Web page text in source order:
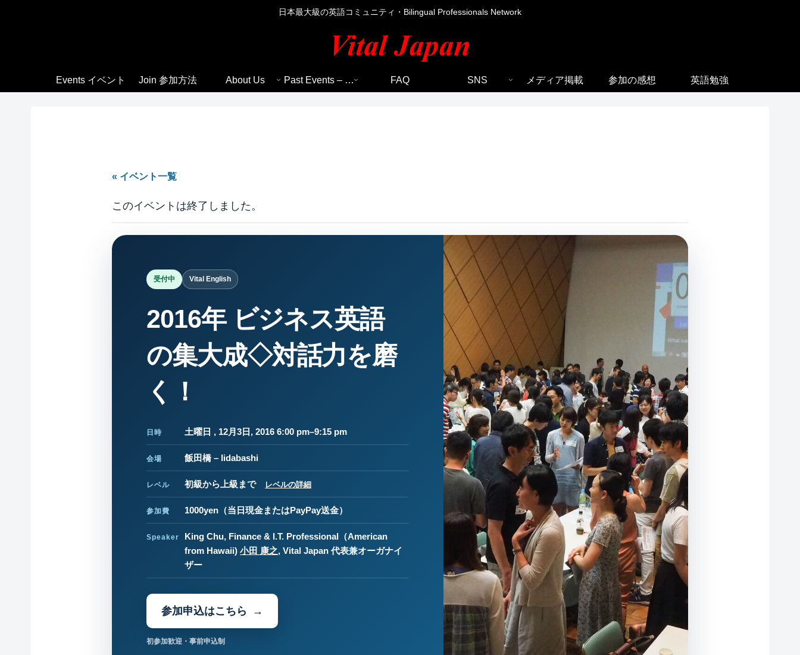
日本最大級の英語コミュニティ・Bilingual Professionals Network
Events イベント Join 参加方法 About Us Past Events – 過去のイベント FAQ SNS メディア掲載 参加の感想 英語勉強
« イベント一覧
このイベントは終了しました。
受付中 Vital English
2016年 ビジネス英語
の集大成◇対話力を磨
く！
日時 土曜日 , 12月3日, 2016 6:00 pm–9:15 pm
会場 飯田橋 – Iidabashi
レベル 初級から上級まで レベルの詳細
参加費 1000yen （当日現金またはPayPay送金）
Speaker
King Chu, Finance & I.T. Professional（American
from Hawaii) 小田 康之, Vital Japan 代表兼オーガナイ
ザー
参加申込はこちら
初参加歓迎・事前申込制